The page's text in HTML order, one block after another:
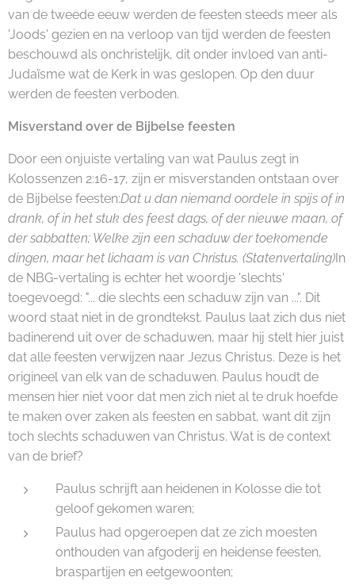
van de tweede eeuw werden de feesten steeds meer als
'Joods' gezien en na verloop van tijd werden de feesten
beschouwd als onchristelijk, dit onder invloed van anti-
Judaïsme wat de Kerk in was geslopen. Op den duur
werden de feesten verboden.
Misverstand over de Bijbelse feesten
Door een onjuiste vertaling van wat Paulus zegt in
Kolossenzen 2:16-17, zijn er misverstanden ontstaan over
de Bijbelse feesten:Dat u dan niemand oordele in spijs of in
drank, of in het stuk des feest dags, of der nieuwe maan, of
der sabbatten; Welke zijn een schaduw der toekomende
dingen, maar het lichaam is van Christus. (Statenvertaling) In
de NBG-vertaling is echter het woordje 'slechts'
toegevoegd: "... die slechts een schaduw zijn van ...". Dit
woord staat niet in de grondtekst. Paulus laat zich dus niet
badinerend uit over de schaduwen, maar hij stelt hier juist
dat alle feesten verwijzen naar Jezus Christus. Deze is het
origineel van elk van de schaduwen. Paulus houdt de
mensen hier niet voor dat men zich niet al te druk hoefde
te maken over zaken als feesten en sabbat, want dit zijn
toch slechts schaduwen van Christus. Wat is de context
van de brief?
Paulus schrijft aan heidenen in Kolosse die tot
geloof gekomen waren;
Paulus had opgeroepen dat ze zich moesten
onthouden van afgoderij en heidense feesten,
braspartijen en eetgewoonten;